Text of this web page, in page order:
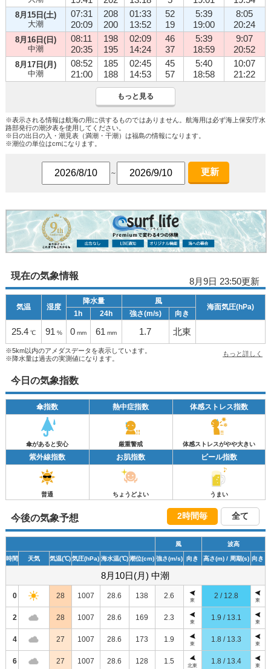
8月15日(土)
大潮
07:31
20:09
208
200
01:33
13:52
52
19
5:39
19:00
8:05
20:24
8月16日(日)
中潮
08:11
20:35
198
195
02:09
14:24
46
37
5:39
18:59
9:07
20:52
8月17日(月)
中潮
08:52
21:00
185
188
02:45
14:53
45
57
5:40
18:58
10:07
21:22
もっと見る
※表示される情報は航海の用に供するものではありません。航海用は必ず海上保安庁水
路部発行の潮汐表を使用してください。
※日の出日の入・潮見表（満潮・干潮）は福島の情報になります。
※潮位の単位はcmになります。
～ 更新
現在の気象情報
8月9日 23:50更新
気温 湿度
降水量 風
海面気圧(hPa)
1h 24h 強さ(m/s) 向き
25.4 ℃ 91 % 0 mm 61 mm 1.7 北東
※5km以内のアメダスデータを表示しています。
※降水量は過去の実測値になります。
もっと詳しく
今日の気象指数
傘指数 熱中症指数 体感ストレス指数
傘があると安心 厳重警戒 体感ストレスがやや大きい
紫外線指数 お肌指数 ビール指数
普通 ちょうどよい うまい
今後の気象予想 2時間毎 全て
風 波高
時間 天気 気温(℃) 気圧(hPa) 海水温(℃) 潮位(cm) 強さ(m/s) 向き 高さ(m)/ 周期(s) 向き
8月10日(月) 中潮
0 28 1007 28.6 138 2.6
東
2 / 12.8
東
2 28 1007 28.6 169 2.3
東
1.9 / 13.1
東
4 27 1007 28.6 173 1.9
東
1.8 / 13.3
東
6 27 1007 28.6 128 1.5
北東
1.8 / 13.4
東